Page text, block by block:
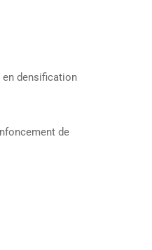
en densification
de